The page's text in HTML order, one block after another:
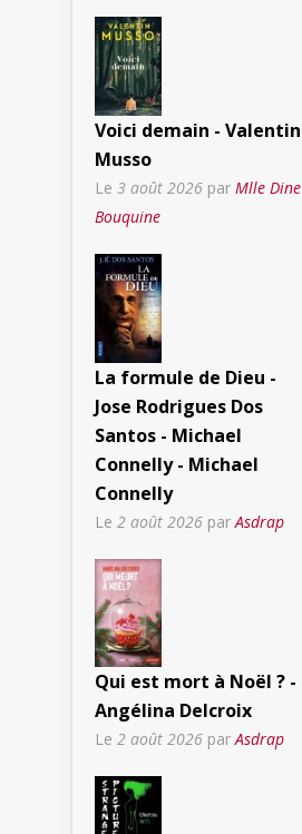
Voici demain - Valentin
Musso
Le 3 août 2026 par Mlle Dine
Bouquine
La formule de Dieu -
Jose Rodrigues Dos
Santos - Michael
Connelly - Michael
Connelly
Le 2 août 2026 parAsdrap
Qui est mort à Noël ? -
Angélina Delcroix
Le 2 août 2026 par Asdrap